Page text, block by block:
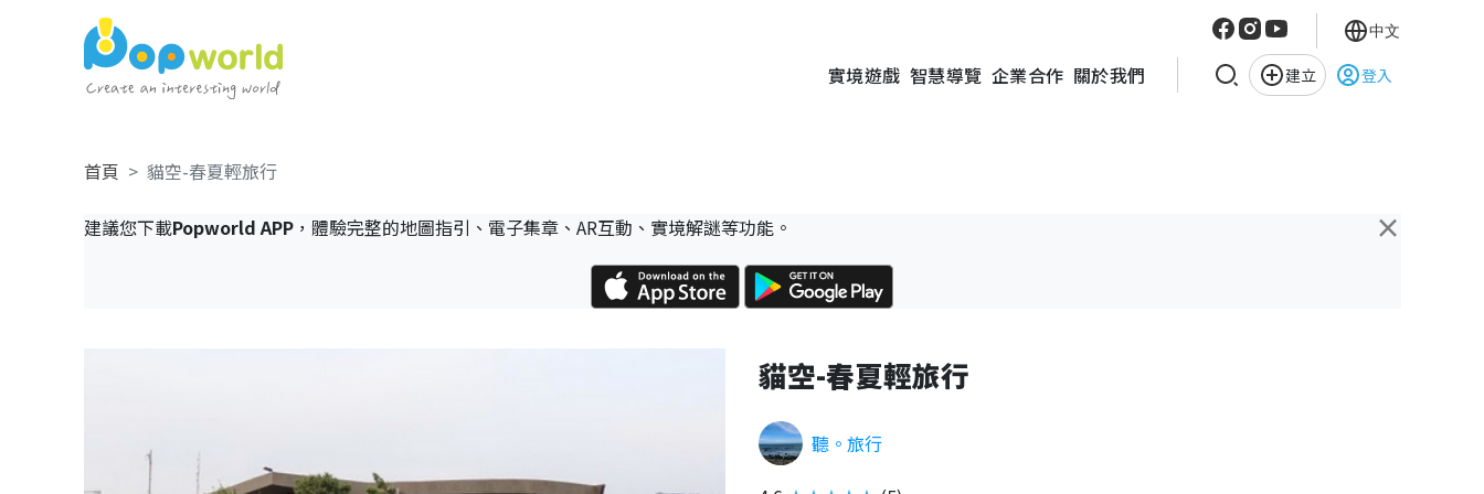
實境遊戲 智慧導覽 企業合作 關於我們 建立 登入
中文
首頁 貓空-春夏輕旅行
×
建議您下載Popworld APP，體驗完整的地圖指引、電子集章、AR互動、實境解謎等功能。
貓空-春夏輕旅行
聽。旅行